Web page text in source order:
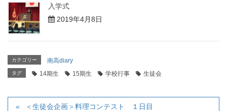
入学式
2019年4月8日
カテゴリー 南高diary
タグ 14期生 15期生 学校行事 生徒会
＜生徒会企画＞料理コンテスト １日目